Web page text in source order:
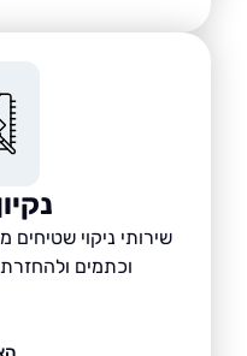
נקיון
שירותי ניקוי שטיחים
וכתמים ולהחזרת